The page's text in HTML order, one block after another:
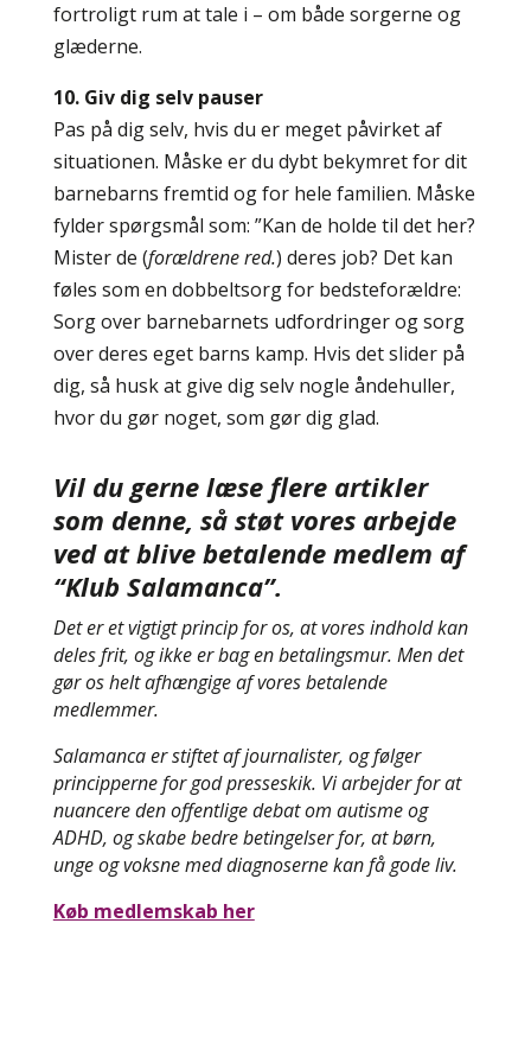
fortroligt rum at tale i – om både sorgerne og
glæderne.
10. Giv dig selv pauser
Pas på dig selv, hvis du er meget påvirket af
situationen. Måske er du dybt bekymret for dit
barnebarns fremtid og for hele familien. Måske
fylder spørgsmål som: ”Kan de holde til det her?
Mister de (forældrene red.) deres job? Det kan
føles som en dobbeltsorg for bedsteforældre:
Sorg over barnebarnets udfordringer og sorg
over deres eget barns kamp. Hvis det slider på
dig, så husk at give dig selv nogle åndehuller,
hvor du gør noget, som gør dig glad.
Vil du gerne læse flere artikler
som denne, så støt vores arbejde
ved at blive betalende medlem af
“Klub Salamanca”.
Det er et vigtigt princip for os, at vores indhold kan
deles frit, og ikke er bag en betalingsmur. Men det
gør os helt afhængige af vores betalende
medlemmer.
Salamanca er stiftet af journalister, og følger
principperne for god presseskik. Vi arbejder for at
nuancere den offentlige debat om autisme og
ADHD, og skabe bedre betingelser for, at børn,
unge og voksne med diagnoserne kan få gode liv.
Køb medlemskab her